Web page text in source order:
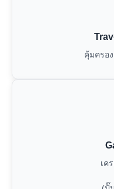
คุ้มครอ
เค